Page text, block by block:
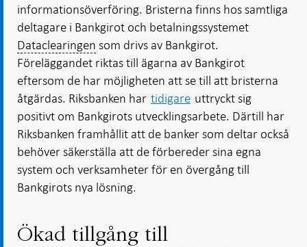
informationsöverföring. Bristerna finns hos samtliga
deltagare i Bankgirot och betalningssystemet
Dataclearingen som drivs av Bankgirot.
Föreläggandet riktas till ägarna av Bankgirot
eftersom de har möjligheten att se till att bristerna
åtgärdas. Riksbanken har tidigare uttryckt sig
positivt om Bankgirots utvecklingsarbete. Därtill har
Riksbanken framhållit att de banker som deltar också
behöver säkerställa att de förbereder sina egna
system och verksamheter för en övergång till
Bankgirots nya lösning.
Ökad tillgång till